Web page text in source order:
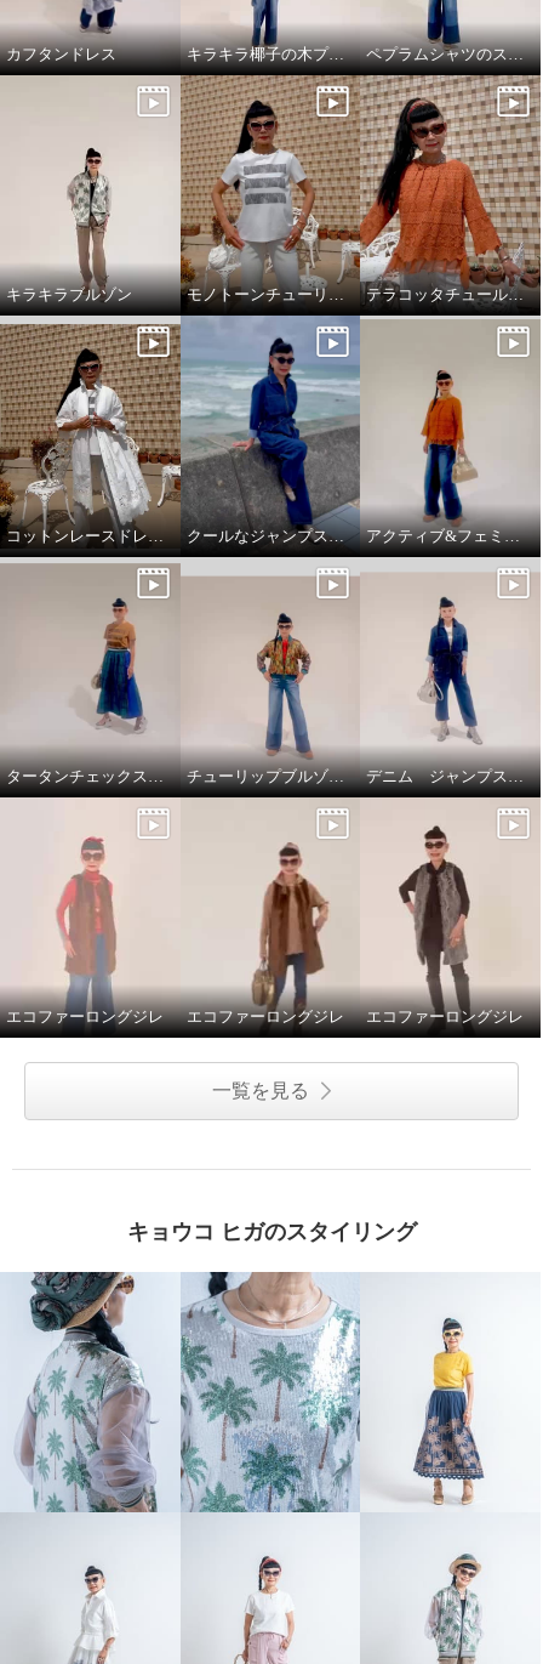
カフタンドレス キラキラ椰子の木プルオーバーでワクワクスタイリング ペプラムシャツのスタイリング
キラキラブルゾン モノトーンチューリップ柄のTシャツ テラコッタチュールレースプルオーバー。
コットンレースドレスコート クールなジャンプスーツ‼️ アクティブ&フェミニンスタイリング
タータンチェックスカートで、新鮮スタイリング チューリップブルゾンと、ブラストパギーパンツ デニム ジャンプスーツ
エコファーロングジレ エコファーロングジレ エコファーロングジレ
一覧を見る
キョウコ ヒガのスタイリング